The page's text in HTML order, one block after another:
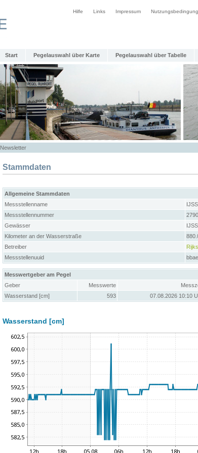
Hilfe Links Impressum
Start Pegelauswahl über Karte Pegelauswahl über Tabelle
Newsletter
Stammdaten
Allgemeine Stammdaten
Messstellenname
Messstellennummer
Gewässer
Kilometer an der Wasserstraße
Betreiber
Messstellenuuid
Messwertgeber am Pegel
Geber
Messwerte
Wasserstand [cm]
593 07.08.2026 10:10
Wasserstand [cm]